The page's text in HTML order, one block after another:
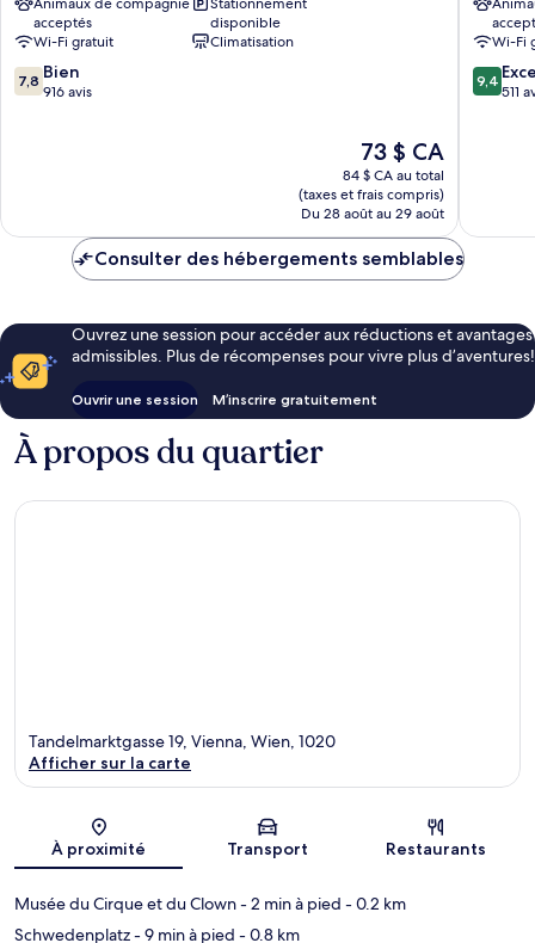
Messe
Leopoldstadt
acceptés
disponible
Wi-Fi gratuit
Climatisation
7.8
sur
7,8 Bien
916 avis
Le
prix
est
de
73 $ CA
73 $ CA
84 $ CA au total
(taxes et frais compris)
Du 28 août au 29 août
City
Wi-Fi
9.4
sur
9,4
511
Consulter des hébergements semblables
Ouvrez une session pour accéder aux réductions et avantages
admissibles. Plus de récompenses pour vivre plus d’aventures!
Ouvrir une session M’inscrire gratuitement
À propos du quartier
Carte
Tandelmarktgasse 19, Vienna, Wien, 1020
Afficher sur la carte
À proximité Transport Restaurants
Musée du Cirque et du Clown- 2 min à pied - 0.2 km
Schwedenplatz- 9 min à pied - 0.8 km